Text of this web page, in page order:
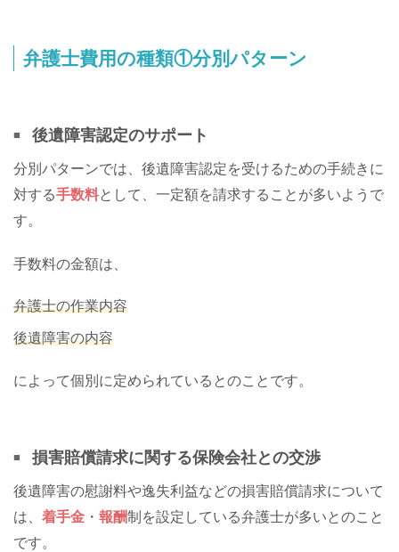
弁護士費用の種類①分別パターン
後遺障害認定のサポート
分別パターンでは、後遺障害認定を受けるための手続きに
対する手数料として、一定額を請求することが多いようで
す。
手数料の金額は、
弁護士の作業内容
後遺障害の内容
によって個別に定められているとのことです。
損害賠償請求に関する保険会社との交渉
後遺障害の慰謝料や逸失利益などの損害賠償請求について
は、 着手金 ・ 報酬制を設定している弁護士が多いとのこと
です。